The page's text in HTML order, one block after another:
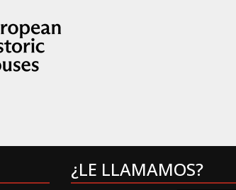
¿LE LLAMAMOS?